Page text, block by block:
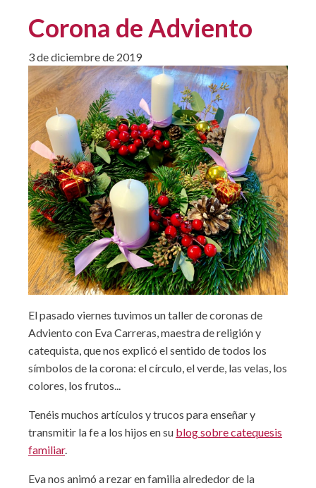
Corona de Adviento
3 de diciembre de 2019
El pasado viernes tuvimos un taller de coronas de
Adviento con Eva Carreras, maestra de religión y
catequista, que nos explicó el sentido de todos los
símbolos de la corona: el círculo, el verde, las velas, los
colores, los frutos...
Tenéis muchos artículos y trucos para enseñar y
transmitir la fe a los hijos en su blog sobre catequesis
familiar.
Eva nos animó a rezar en familia alrededor de la